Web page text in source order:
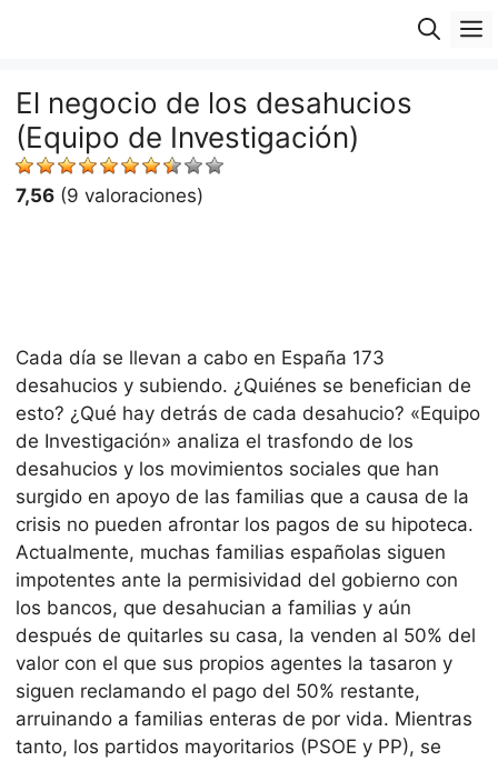
El negocio de los desahucios
(Equipo de Investigación)
7,56 (9 valoraciones)
Cada día se llevan a cabo en España 173
desahucios y subiendo. ¿Quiénes se benefician de
esto? ¿Qué hay detrás de cada desahucio? «Equipo
de Investigación» analiza el trasfondo de los
desahucios y los movimientos sociales que han
surgido en apoyo de las familias que a causa de la
crisis no pueden afrontar los pagos de su hipoteca.
Actualmente, muchas familias españolas siguen
impotentes ante la permisividad del gobierno con
los bancos, que desahucian a familias y aún
después de quitarles su casa, la venden al 50% del
valor con el que sus propios agentes la tasaron y
siguen reclamando el pago del 50% restante,
arruinando a familias enteras de por vida. Mientras
tanto, los partidos mayoritarios (PSOE y PP), se